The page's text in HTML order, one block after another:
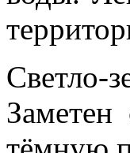
Светло-